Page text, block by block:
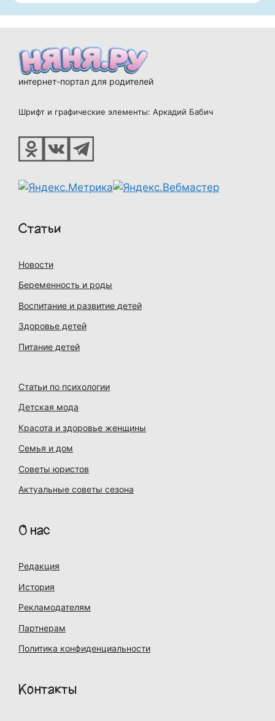
интернет-портал для родителей
Шрифт и графические элементы: Аркадий Бабич
Статьи
Новости
Беременность и роды
Воспитание и развитие детей
Здоровье детей
Питание детей
Статьи по психологии
Детская мода
Красота и здоровье женщины
Семья и дом
Советы юристов
Актуальные советы сезона
О нас
Редакция
История
Рекламодателям
Партнерам
Политика конфиденциальности
Контакты